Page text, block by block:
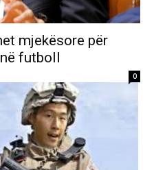
mjekësore për
futboll
0